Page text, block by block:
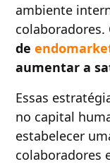
ambiente
colaboradores.
de
aumentar a
Essas
no capital
estabelecer
colaboradores